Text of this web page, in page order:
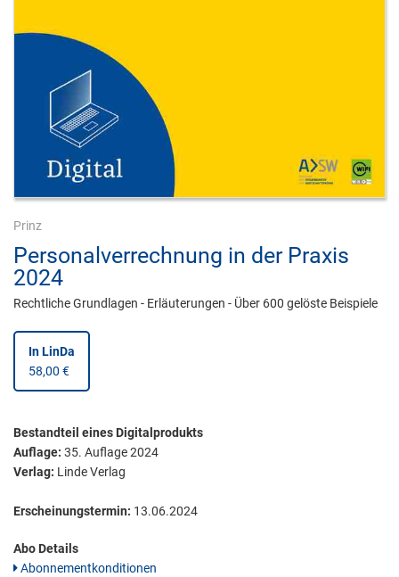
Prinz
Personalverrechnung in der Praxis
2024
Rechtliche Grundlagen - Erläuterungen - Über 600 gelöste Beispiele
In LinDa
58,00 €
Bestandteil eines Digitalprodukts
Auflage: 35. Auflage 2024
Verlag: Linde Verlag
Erscheinungstermin: 13.06.2024
Abo Details
Abonnementkonditionen